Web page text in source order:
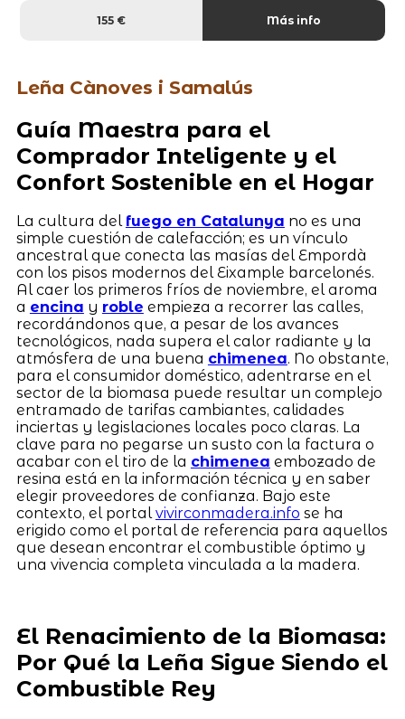
155 € Más info
Leña Cànoves i Samalús
Guía Maestra para el
Comprador Inteligente y el
Confort Sostenible en el Hogar
La cultura del fuego en Catalunya no es una
simple cuestión de calefacción; es un vínculo
ancestral que conecta las masías del Empordà
con los pisos modernos del Eixample barcelonés.
Al caer los primeros fríos de noviembre, el aroma
a encina y roble empieza a recorrer las calles,
recordándonos que, a pesar de los avances
tecnológicos, nada supera el calor radiante y la
atmósfera de una buena chimenea. No obstante,
para el consumidor doméstico, adentrarse en el
sector de la biomasa puede resultar un complejo
entramado de tarifas cambiantes, calidades
inciertas y legislaciones locales poco claras. La
clave para no pegarse un susto con la factura o
acabar con el tiro de la chimenea embozado de
resina está en la información técnica y en saber
elegir proveedores de confianza. Bajo este
contexto, el portalvivirconmadera.info se ha
erigido como el portal de referencia para aquellos
que desean encontrar el combustible óptimo y
una vivencia completa vinculada a la madera.
El Renacimiento de la Biomasa:
Por Qué la Leña Sigue Siendo el
Combustible Rey